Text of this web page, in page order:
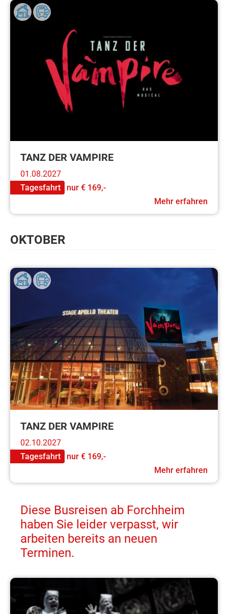
TANZ DER VAMPIRE
01.08.2027
Tagesfahrt
nur € 169,-
Mehr erfahren
OKTOBER
TANZ DER VAMPIRE
02.10.2027
Tagesfahrt
nur € 169,-
Mehr erfahren
Diese Busreisen ab Forchheim
haben Sie leider verpasst, wir
arbeiten bereits an neuen
Terminen.